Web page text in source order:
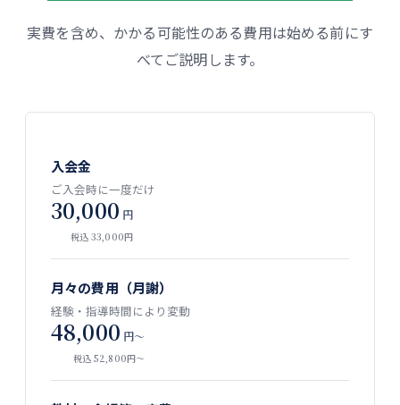
実費を含め、かかる可能性のある費用は始める前にす
べてご説明します。
入会金
ご入会時に一度だけ
30,000 円
税込 33,000円
月々の費用（月謝）
経験・指導時間により変動
48,000 円〜
税込 52,800円〜